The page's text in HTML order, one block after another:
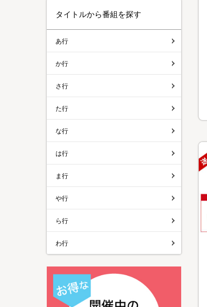
タイトルから番組を探す
あ行
か行
さ行
た行
な行
は行
ま行
や行
ら行
わ行